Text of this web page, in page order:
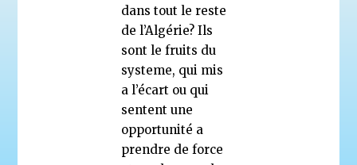
dans tout le reste
de l’Algérie? Ils
sont le fruits du
systeme, qui mis
a l’écart ou qui
sentent une
opportunité a
prendre de force